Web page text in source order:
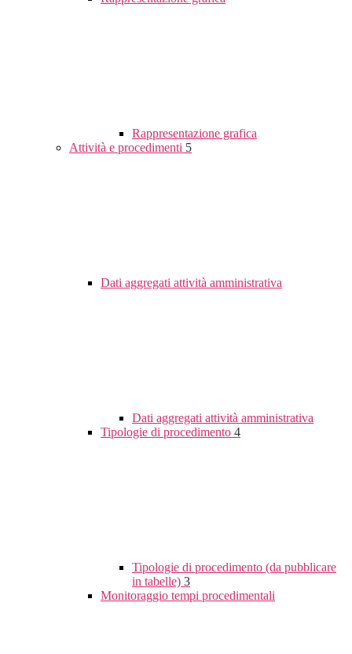
Rappresentazione grafica
Attività e procedimenti 5
Dati aggregati attività amministrativa
Dati aggregati attività amministrativa
Tipologie di procedimento 4
Tipologie di procedimento (da pubblicare
in tabelle) 3
Monitoraggio tempi procedimentali